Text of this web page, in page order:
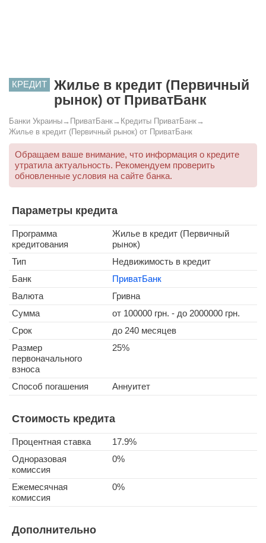
КРЕДИТ
Жилье в кредит (Первичный
рынок) от ПриватБанк
Банки Украины→ ПриватБанк→ Кредиты ПриватБанк→
Жилье в кредит (Первичный рынок) от ПриватБанк
Обращаем ваше внимание, что информация о кредите
утратила актуальность. Рекомендуем проверить
обновленные условия на сайте банка.
Параметры кредита
Программа
кредитования
Жилье в кредит (Первичный
рынок)
Тип
Недвижимость в кредит
Банк
ПриватБанк
Валюта
Гривна
Сумма
от 100000 грн. - до 2000000 грн.
Срок
до 240 месяцев
Размер
первоначального
взноса
25%
Способ погашения Аннуитет
Стоимость кредита
Процентная ставка
17.9%
Одноразовая
комиссия
0%
Ежемесячная
комиссия
0%
Дополнительно